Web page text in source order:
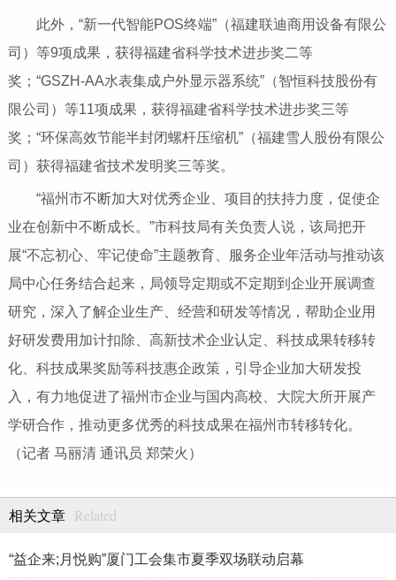
此外，“新一代智能POS终端”（福建联迪商用设备有限公
司）等9项成果，获得福建省科学技术进步奖二等
奖；“GSZH-AA水表集成户外显示器系统”（智恒科技股份有
限公司）等11项成果，获得福建省科学技术进步奖三等
奖；“环保高效节能半封闭螺杆压缩机”（福建雪人股份有限公
司）获得福建省技术发明奖三等奖。
“福州市不断加大对优秀企业、项目的扶持力度，促使企
业在创新中不断成长。”市科技局有关负责人说，该局把开
展“不忘初心、牢记使命”主题教育、服务企业年活动与推动该
局中心任务结合起来，局领导定期或不定期到企业开展调查
研究，深入了解企业生产、经营和研发等情况，帮助企业用
好研发费用加计扣除、高新技术企业认定、科技成果转移转
化、科技成果奖励等科技惠企政策，引导企业加大研发投
入，有力地促进了福州市企业与国内高校、大院大所开展产
学研合作，推动更多优秀的科技成果在福州市转移转化。
（记者 马丽清 通讯员 郑荣火）
相关文章 Related
“益企来;月悦购”厦门工会集市夏季双场联动启幕